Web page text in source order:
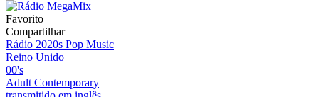
Favorito
Compartilhar
Rádio 2020s Pop Music
Reino Unido
00's
Adult Contemporary